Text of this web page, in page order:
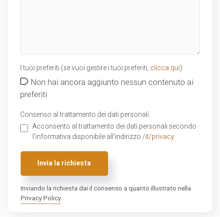
I tuoi preferiti (se vuoi gestire i tuoi preferiti, clicca qui):
Non hai ancora aggiunto nessun contenuto ai
preferiti
Consenso al trattamento dei dati personali:
Acconsento al trattamento dei dati personali secondo
l'informativa disponibile all'indirizzo /it/privacy
Invia la richiesta
Inviando la richiesta dai il consenso a quanto illustrato nella
Privacy Policy